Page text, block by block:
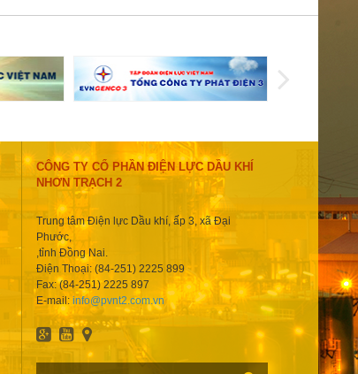
CÔNG TY CỔ PHẦN ĐIỆN LỰC DẦU KHÍ
NHƠN TRẠCH 2
Trung tâm Điện lực Dầu khí, ấp 3, xã Đại
Phước,
,tỉnh Đồng Nai.
Điện Thoại: (84-251) 2225 899
Fax: (84-251) 2225 897
E-mail: info@pvnt2.com.vn